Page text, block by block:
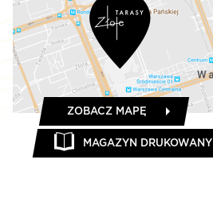
ZOBACZ MAPĘ
MAGAZYN DRUKOWANY